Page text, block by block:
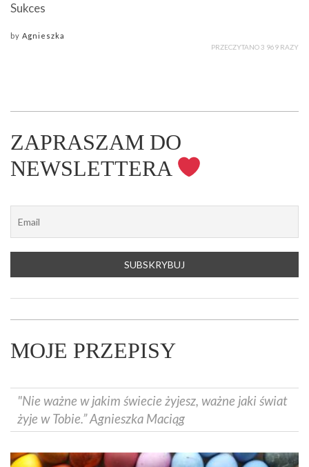
Sukces
by Agnieszka
PRZECZYTANO 3 969 RAZY
ZAPRASZAM DO
NEWSLETTERA
MOJE PRZEPISY
"Nie ważne w jakim świecie żyjesz, ważne jaki świat
żyje w Tobie.” Agnieszka Maciąg